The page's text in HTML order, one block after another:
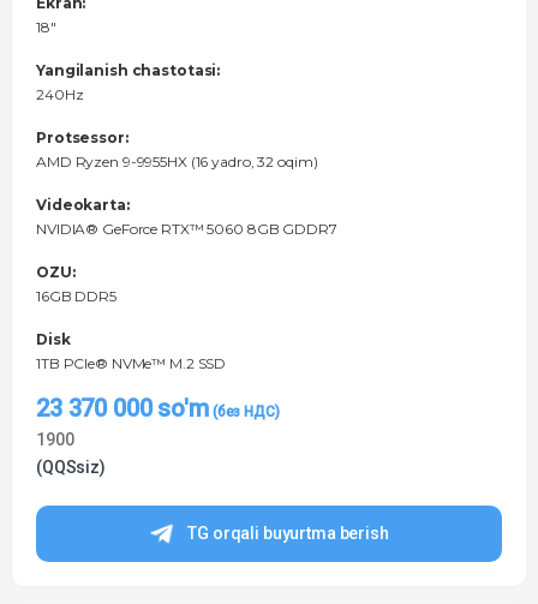
18"
Yangilanish chastotasi:
240Hz
Protsessor:
AMD Ryzen 9-9955HX (16 yadro, 32 oqim)
Videokarta:
NVIDIA® GeForce RTX™ 5060 8GB GDDR7
OZU:
16GB DDR5
Disk
1TB PCIe® NVMe™ M.2 SSD
23 370 000so'm
1900
(QQSsiz)
TG orqali buyurtma berish